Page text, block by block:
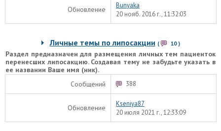
Обновление
Bunyaka
20 нояб. 2016 г., 11:32:03
Личные темы по липосакции ( 10)
Раздел предназначен для размещения личных тем пациенток
перенесших липосакцию. Создавая тему не забудьте указать в
ее названии Ваше имя (ник).
Сообщений
388
Обновление
Kseniya87
20 июля 2021 г., 12:33:09